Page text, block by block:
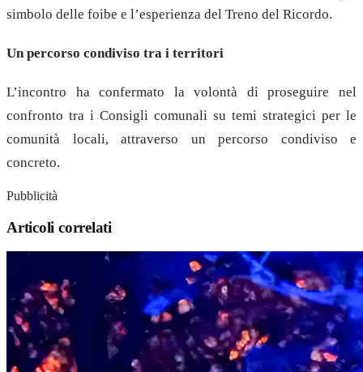
simbolo delle foibe e l’esperienza del Treno del Ricordo.
Un percorso condiviso tra i territori
L’incontro ha confermato la volontà di proseguire nel
confronto tra i Consigli comunali su temi strategici per le
comunità locali, attraverso un percorso condiviso e
concreto.
Pubblicità
Articoli correlati